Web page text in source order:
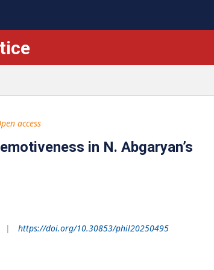
access
in N. Abgaryan’s
https://doi.org/10.30853/phil20250495